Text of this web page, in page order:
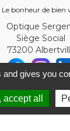
Le bonheur de bien
Optique
Siège Social
73200
2026 -
gives you
all